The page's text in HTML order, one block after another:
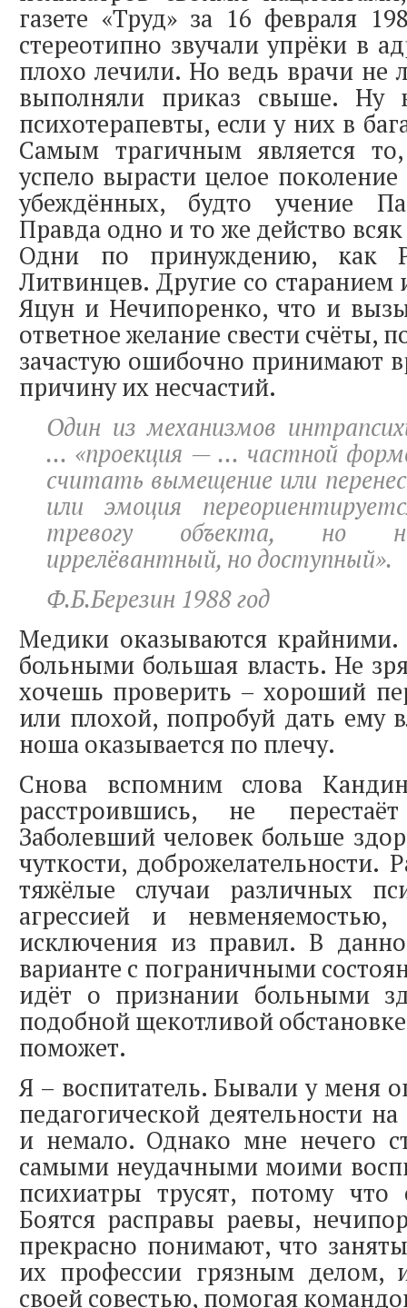
газете «Труд» за 16 февраля
стереотипно звучали упрёки в
плохо лечили. Но ведь врачи не
выполняли приказ свыше. Ну
психотерапевты, если у них в
Самым трагичным является
успело вырасти целое
убеждённых, будто учение
Правда одно и то же действо
Одни по принуждению, как
Литвинцев. Другие со старанием
Яцун и Нечипоренко, что и
ответное желание свести счёты,
зачастую ошибочно принимают
причину их несчастий.
Один из механизмов
… «проекция — … частной
считать вымещение или
или эмоция
тревогу объекта, но
иррелёвантный, но доступный».
Ф.Б.Березин 1988 год
Медики оказываются
больными большая власть. Не
хочешь проверить – хороший
или плохой, попробуй дать ему
ноша оказывается по плечу.
Снова вспомним слова
расстроившись, не
Заболевший человек больше
чуткости, доброжелательности.
тяжёлые случаи различных
агрессией и
исключения из правил. В
варианте с пограничными
идёт о признании больными
подобной щекотливой
поможет.
Я – воспитатель. Бывали у меня
педагогической деятельности
и немало. Однако мне нечего
самыми неудачными моими
психиатры трусят, потому что
Боятся расправы раевы,
прекрасно понимают, что
их профессии грязным делом,
своей совестью, помогая